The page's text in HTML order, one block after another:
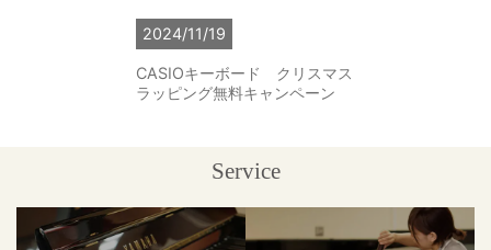
2024/11/19
CASIOキーボード クリスマス
ラッピング無料キャンペーン
Service